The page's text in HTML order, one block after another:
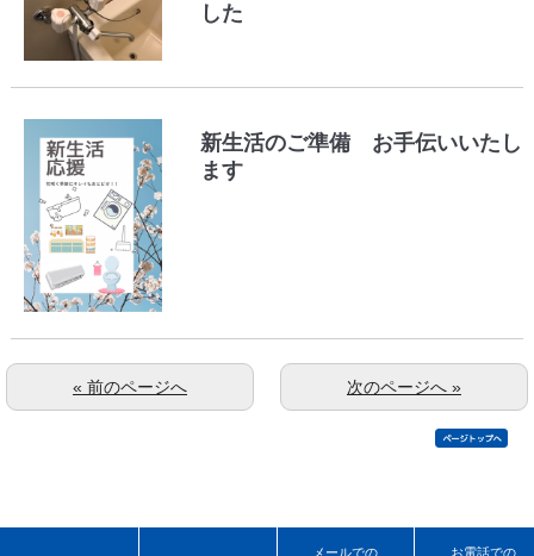
した
新生活のご準備 お手伝いいたし
ます
次のページへ »
« 前のページへ
メールでの お電話での